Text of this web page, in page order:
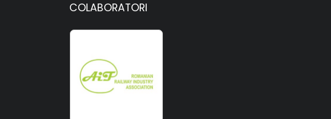
COLABORATORI